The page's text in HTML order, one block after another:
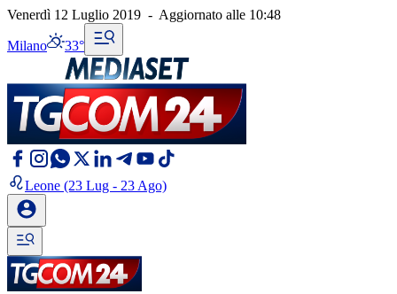
Venerdì 12 Luglio 2019 - Aggiornato alle 10:48
Milano 33°
Leone (23 Lug - 23 Ago)